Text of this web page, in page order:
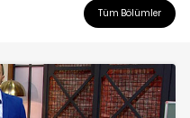
Tüm Bölümler